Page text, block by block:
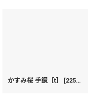
かすみ桜 手鏡［t］ [22561